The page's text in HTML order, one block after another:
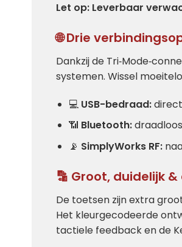
Let op: Leverbaar
🌐 Drie
Dankzij de
systemen. Wissel
💻 USB-bedraad:
📶 Bluetooth:
📡 SimplyWorks RF:
🔡 Groot, duidelijk
De toetsen zijn extra
Het kleurgecodeerde
tactiele feedback en de